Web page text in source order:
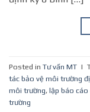
Posted in Tư vấn MT |
tác bảo vệ môi trường
môi trường, lập báo
trường